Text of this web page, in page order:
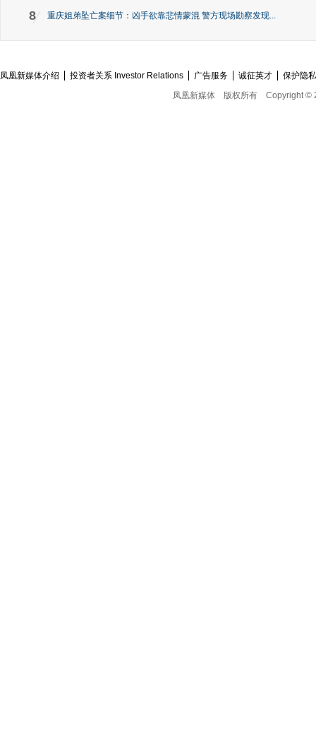
8 重庆姐弟坠亡案细节：凶手欲靠悲情蒙混 警方现场勘察发现...
凤凰新媒体介绍 投资者关系 Investor Relations 广告服务 诚征英才
保护隐
凤凰新媒体
版权所有 Copyright ©